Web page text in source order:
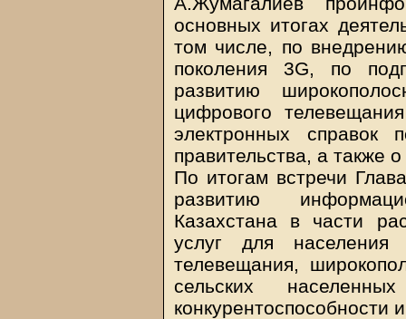
основных итогах
том числе, по
поколения 3G, по
развитию
цифрового
электронных справок
правительства, а также
По итогам встречи
развитию
Казахстана в части
услуг для
телевещания,
сельских
конкурентоспособности